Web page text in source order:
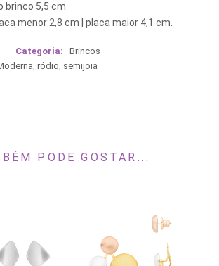
brinco 5,5 cm.
2,8 cm | placa maior 4,1 cm.
Categoria:
Brincos
, ródio, semijoia
PODE GOSTAR...